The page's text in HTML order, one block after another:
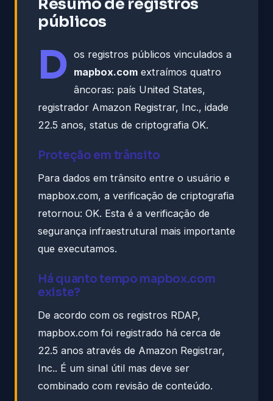
públicos
D os registros públicos vinculados a
mapbox.com extraímos quatro
âncoras: país United States,
registrador Amazon Registrar, Inc., idade
22.5 anos, status de criptografia OK.
Proteção em trânsito
Para dados em trânsito entre o usuário e
mapbox.com, a verificação de criptografia
retornou: OK. Esta é a verificação de
segurança infraestrutural mais importante
que executamos.
Há quanto tempo mapbox.com
existe?
De acordo com os registros RDAP,
mapbox.com foi registrado há cerca de
22.5 anos através de Amazon Registrar,
Inc.. É um sinal útil mas deve ser
combinado com revisão de conteúdo.